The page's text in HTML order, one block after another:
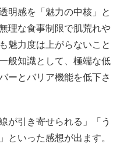
明感を「魅力の中核」と
理な食事制限で肌荒れや
魅力度は上がらないこと
般知識として、極端な低
ーとバリア機能を低下さ
が引き寄せられる」「う
といった感想が出ます。